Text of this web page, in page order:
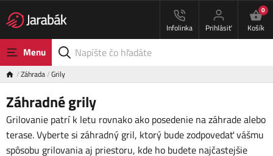
Infolinka Prihlásiť
0
Košík
Menu
Záhrada Grily
Záhradné grily
Grilovanie patrí k letu rovnako ako posedenie na záhrade alebo
terase. Vyberte si záhradný gril, ktorý bude zodpovedať vášmu
spôsobu grilovania aj priestoru, kde ho budete najčastejšie